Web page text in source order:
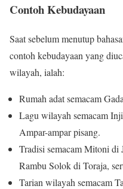
Contoh Kebudayaan
Saat sebelum menutup
contoh kebudayaan yang
wilayah, ialah:
Rumah adat semacam
Lagu wilayah semacam
Ampar-ampar pisang.
Tradisi semacam Mitoni di
Rambu Solok di Toraja,
Tarian wilayah semacam